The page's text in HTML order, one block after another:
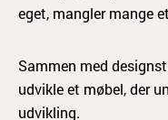
eget, mangler mange
Sammen med
udvikle et møbel, der
udvikling.